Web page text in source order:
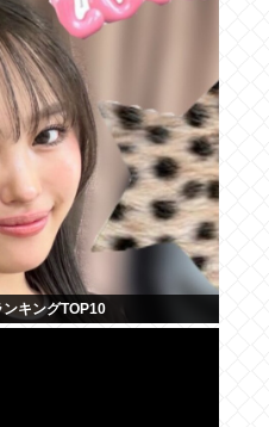
キングTOP10